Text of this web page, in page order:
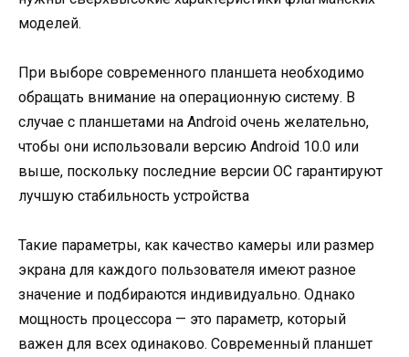
моделей.
При выборе современного планшета необходимо
обращать внимание на операционную систему. В
случае с планшетами на Android очень желательно,
чтобы они использовали версию Android 10.0 или
выше, поскольку последние версии ОС гарантируют
лучшую стабильность устройства
Такие параметры, как качество камеры или размер
экрана для каждого пользователя имеют разное
значение и подбираются индивидуально. Однако
мощность процессора — это параметр, который
важен для всех одинаково. Современный планшет